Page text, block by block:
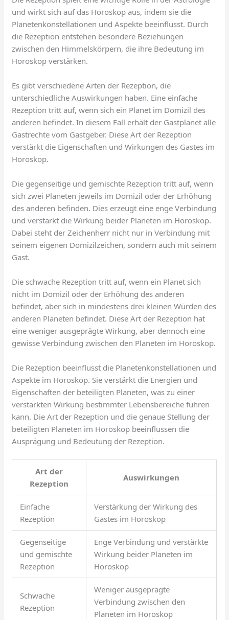
und wirkt sich auf das Horoskop aus, indem sie die
Planetenkonstellationen und Aspekte beeinflusst. Durch
die Rezeption entstehen besondere Beziehungen
zwischen den Himmelskörpern, die ihre Bedeutung im
Horoskop verstärken.
Es gibt verschiedene Arten der Rezeption, die
unterschiedliche Auswirkungen haben. Eine einfache
Rezeption tritt auf, wenn sich ein Planet im Domizil des
anderen befindet. In diesem Fall erhält der Gastplanet alle
Gastrechte vom Gastgeber. Diese Art der Rezeption
verstärkt die Eigenschaften und Wirkungen des Gastes im
Horoskop.
Die gegenseitige und gemischte Rezeption tritt auf, wenn
sich zwei Planeten jeweils im Domizil oder der Erhöhung
des anderen befinden. Dies erzeugt eine enge Verbindung
und verstärkt die Wirkung beider Planeten im Horoskop.
Dabei steht der Zeichenherr nicht nur in Verbindung mit
seinem eigenen Domizilzeichen, sondern auch mit seinem
Gast.
Die schwache Rezeption tritt auf, wenn ein Planet sich
nicht im Domizil oder der Erhöhung des anderen
befindet, aber sich in mindestens drei kleinen Würden des
anderen Planeten befindet. Diese Art der Rezeption hat
eine weniger ausgeprägte Wirkung, aber dennoch eine
gewisse Verbindung zwischen den Planeten im Horoskop.
Die Rezeption beeinflusst die Planetenkonstellationen und
Aspekte im Horoskop. Sie verstärkt die Energien und
Eigenschaften der beteiligten Planeten, was zu einer
verstärkten Wirkung bestimmter Lebensbereiche führen
kann. Die Art der Rezeption und die genaue Stellung der
beteiligten Planeten im Horoskop beeinflussen die
Ausprägung und Bedeutung der Rezeption.
Art der
Rezeption
Auswirkungen
Einfache
Rezeption
Verstärkung der Wirkung des
Gastes im Horoskop
Gegenseitige
und gemischte
Rezeption
Enge Verbindung und verstärkte
Wirkung beider Planeten im
Horoskop
Schwache
Rezeption
Weniger ausgeprägte
Verbindung zwischen den
Planeten im Horoskop